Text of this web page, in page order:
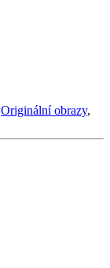
Originální obrazy,